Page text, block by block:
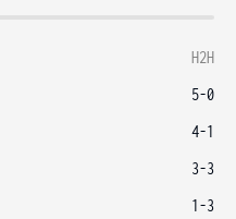
H2H
5-0
4-1
3-3
1-3